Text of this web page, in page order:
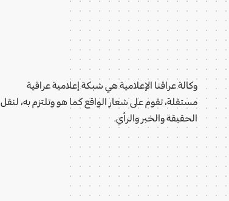
وكالة عراقنا الإعلامية هي شبكة إعلامية عراقية
مستقلة، تقوم على شعار الواقع كما هو وتلتزم به، لنقل
الحقيقة والخبر والرأي.